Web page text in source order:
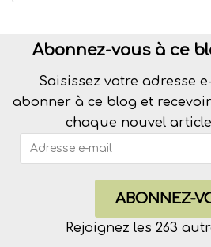
Abonnez-vous à ce
Saisissez votre adresse
abonner à ce blog et
chaque nouvel
ABONNEZ-
Rejoignez les 263